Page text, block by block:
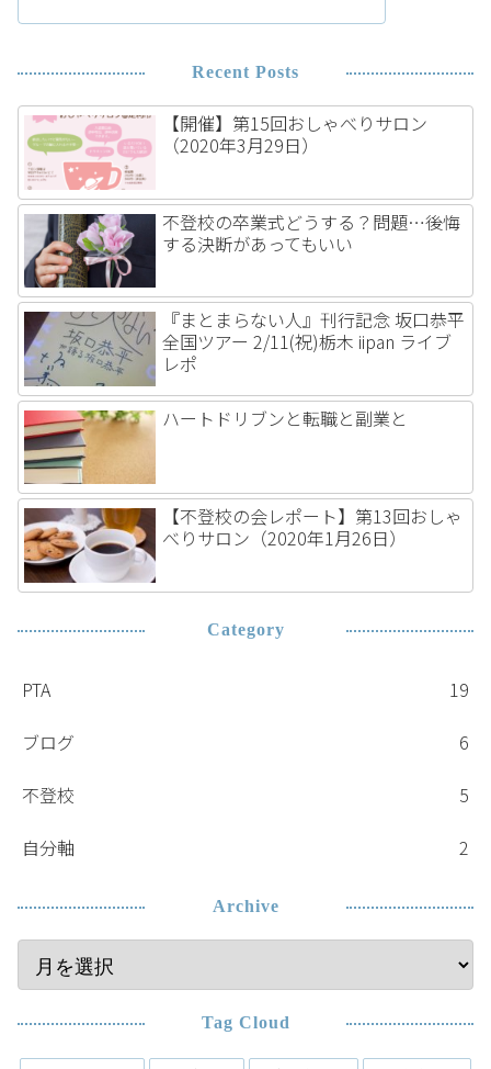
Recent Posts
【開催】第15回おしゃべりサロン
（2020年3月29日）
不登校の卒業式どうする？問題…後悔
する決断があってもいい
『まとまらない人』刊行記念 坂口恭平
全国ツアー 2/11(祝)栃木 iipan ライブ
レポ
ハートドリブンと転職と副業と
【不登校の会レポート】第13回おしゃ
べりサロン（2020年1月26日）
Category
PTA
19
ブログ
6
不登校
5
自分軸
2
Archive
Tag Cloud